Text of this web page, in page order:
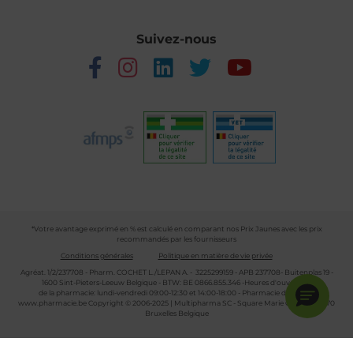
Suivez-nous
*Votre avantage exprimé en % est calculé en comparant nos Prix Jaunes avec les prix
recommandés par les fournisseurs
Conditions générales
Politique en matière de vie privée
Agréat. 1/2/237708 - Pharm. COCHET L./LEPAN A. - 3225299159 - APB 237708- Buitenplas 19 -
1600 Sint-Pieters-Leeuw Belgique - BTW: BE 0866.855.346 -Heures d'ouverture
de la pharmacie: lundi-vendredi 09:00-12:30 et 14:00-18:00 - Pharmacie de garde :
www.pharmacie.beCopyright © 2006-2025 | Multipharma SC - Square Marie Curie 30 - 1070
Bruxelles Belgique